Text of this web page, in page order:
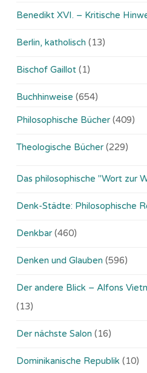
Benedikt XVI. – Kritische
Berlin, katholisch (13)
Bischof Gaillot (1)
Buchhinweise (654)
Philosophische Bücher (409)
Theologische Bücher (229)
Das philosophische "Wort zur
Denk-Städte: Philosophische
Denkbar (460)
Denken und Glauben (596)
Der andere Blick – Alfons
(13)
Der nächste Salon (16)
Dominikanische Republik (10)